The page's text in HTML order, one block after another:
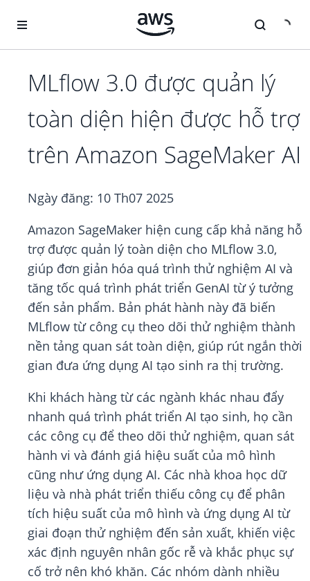
MLflow 3.0 được quản lý
toàn diện hiện được hỗ trợ
trên Amazon SageMaker AI
Ngày đăng: 10 Th07 2025
Amazon SageMaker hiện cung cấp khả năng hỗ
trợ được quản lý toàn diện cho MLflow 3.0,
giúp đơn giản hóa quá trình thử nghiệm AI và
tăng tốc quá trình phát triển GenAI từ ý tưởng
đến sản phẩm. Bản phát hành này đã biến
MLflow từ công cụ theo dõi thử nghiệm thành
nền tảng quan sát toàn diện, giúp rút ngắn thời
gian đưa ứng dụng AI tạo sinh ra thị trường.
Khi khách hàng từ các ngành khác nhau đẩy
nhanh quá trình phát triển AI tạo sinh, họ cần
các công cụ để theo dõi thử nghiệm, quan sát
hành vi và đánh giá hiệu suất của mô hình
cũng như ứng dụng AI. Các nhà khoa học dữ
liệu và nhà phát triển thiếu công cụ để phân
tích hiệu suất của mô hình và ứng dụng AI từ
giai đoạn thử nghiệm đến sản xuất, khiến việc
xác định nguyên nhân gốc rễ và khắc phục sự
cố trở nên khó khăn. Các nhóm dành nhiều